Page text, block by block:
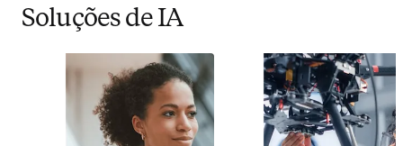
Soluções de IA